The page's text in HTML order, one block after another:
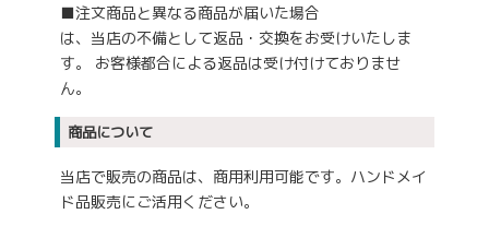
■注文商品と異なる商品が届いた場合
は、当店の不備として返品・交換をお受けいたしま
す。 お客様都合による返品は受け付けておりませ
ん。
商品について
当店で販売の商品は、商用利用可能です。ハンドメイ
ド品販売にご活用ください。